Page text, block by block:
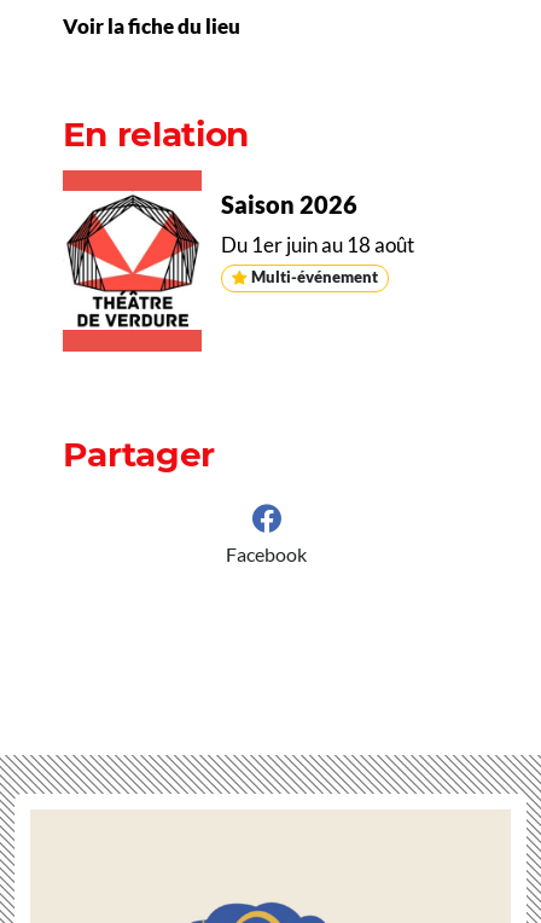
Voir la fiche du lieu
En relation
Saison 2026
Du 1er juin au 18 août
Multi-événement
Partager
Facebook